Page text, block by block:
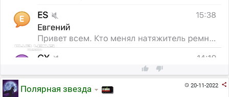
 
20-11-2022 
Полярная звезда